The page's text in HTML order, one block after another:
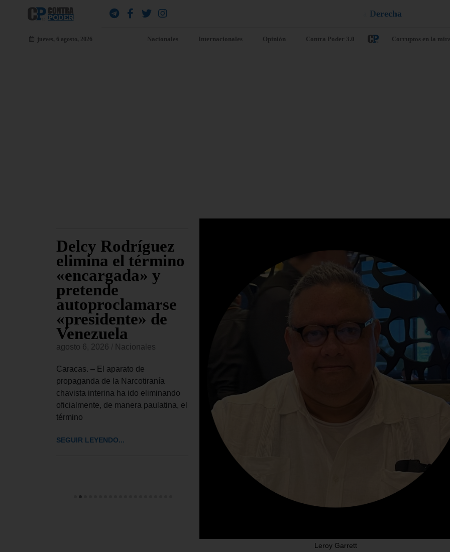
jueves, 6 agosto, 2026 Nacionales Internacionales Opinión Contra Poder 3.0 Corruptos en la
Delcy Rodríguez
elimina el término
«encargada» y
pretende
autoproclamarse
«presidente» de
Venezuela
agosto 6, 2026 Nacionales
Caracas. – El aparato de
propaganda de la Narcotiranía
chavista interina ha ido eliminando
oficialmente, de manera paulatina, el
término
SEGUIR LEYENDO...
protestas por
fallas eléctricas en
Carabobo:
vecinos del Prebo
Nacionales
la capital de la entidad, Valencia, por
SEGUIR LEYENDO...
comisión de la
ilegítima AN
2015 para
dialogar con el
chavismo
agosto 6, 2026
Caracas. – La comisión de
ilegítima Asamblea
2015, que preside Dinorah
SEGUIR LEYENDO...
Leroy Garrett